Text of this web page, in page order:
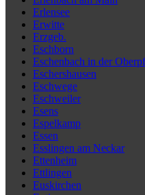
Erlensee
Erwitte
Erzgeb.
Eschborn
Eschenbach in der
Eschershausen
Eschwege
Eschweiler
Esens
Espelkamp
Essen
Esslingen am Neckar
Ettenheim
Ettlingen
Euskirchen